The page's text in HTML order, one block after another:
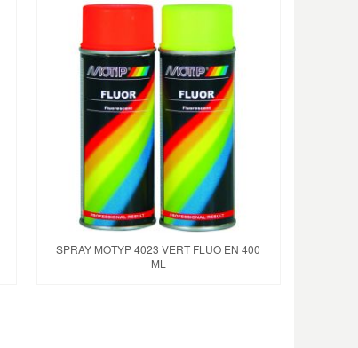
SPRAY MOTYP 4023 VERT FLUO EN 400
ML